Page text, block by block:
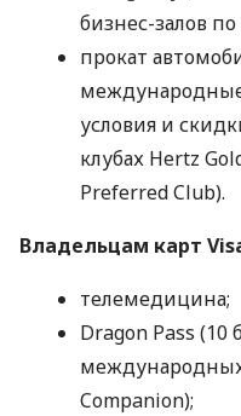
бизнес-залов
прокат
условия и
клубах Hertz
Preferred Club).
Владельцам карт
телемедицина;
Dragon Pass (10
Companion);